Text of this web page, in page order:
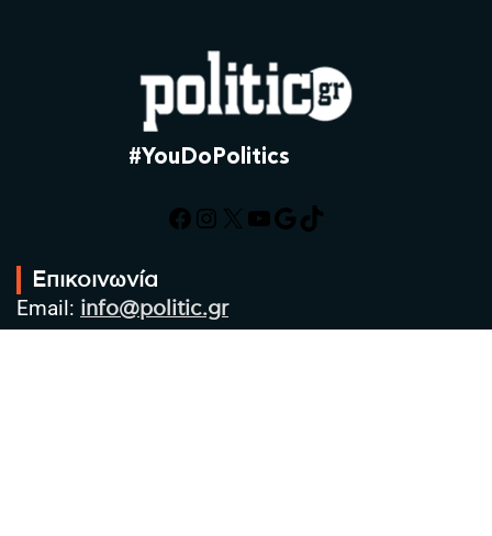
#YouDoPolitics
Facebook
Instagram
X YouTube
Google
TikTok
Επικοινωνία
Email: info@politic.gr
Τηλ: